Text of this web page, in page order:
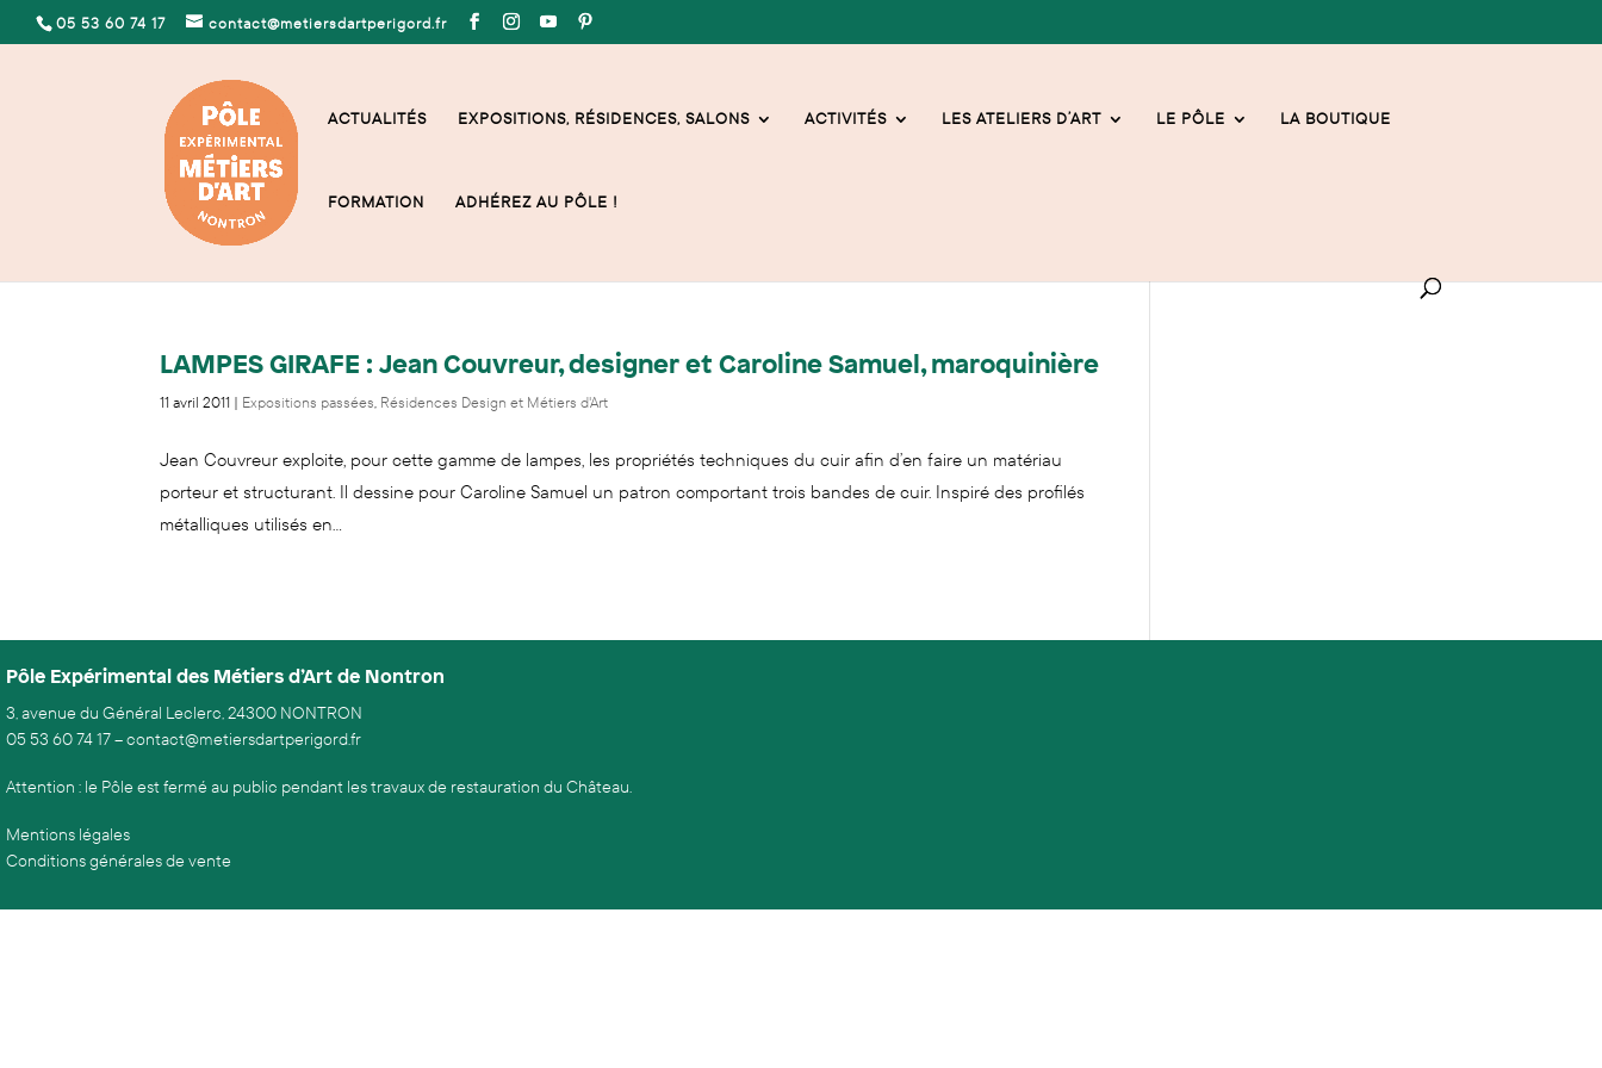
05 53 60 74 17 contact@metiersdartperigord.fr
ACTUALITÉS EXPOSITIONS, RÉSIDENCES, SALONS ACTIVITÉS LES ATELIERS D’ART LE PÔLE LA BOUTIQUE
FORMATION ADHÉREZ AU PÔLE !
LAMPES GIRAFE : Jean Couvreur, designer et Caroline Samuel, maroquinière
11 avril 2011 Expositions passées, Résidences Design et Métiers d'Art
Jean Couvreur exploite, pour cette gamme de lampes, les propriétés techniques du cuir afin d’en faire un matériau
porteur et structurant. Il dessine pour Caroline Samuel un patron comportant trois bandes de cuir. Inspiré des profilés
métalliques utilisés en...
Pôle Expérimental des Métiers d’Art de Nontron
3, avenue du Général Leclerc, 24300 NONTRON
05 53 60 74 17–contact@metiersdartperigord.fr
Attention : le Pôle est fermé au public pendant les travaux de restauration du Château.
Mentions légales
Conditions générales de vente